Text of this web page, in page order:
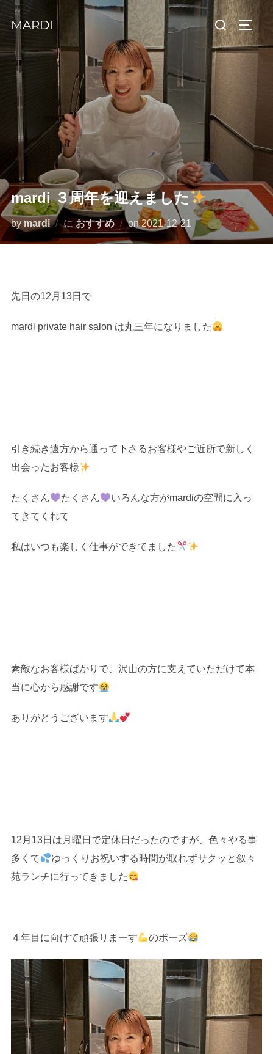
コ
ン
テ
ン
MARDI
検
索
対
mardi ３周年を迎えました
by mardi に おすすめ on投
稿
2021-12-21
先日の12月13日で
mardi private hair salon は丸三年になりました
引き続き遠方から通って下さるお客様やご近所で新しく
出会ったお客様
たくさん たくさん
いろんな方がmardiの空間に入っ
てきてくれて
私はいつも楽しく仕事ができてました
素敵なお客様ばかりで、沢山の方に支えていただけて本
当に心から感謝です
ありがとうございます
12月13日は月曜日で定休日だったのですが、色々やる事
多くて
ゆっくりお祝いする時間が取れずサクッと叙々
苑ランチに行ってきました
４年目に向けて頑張りまーす のポーズ